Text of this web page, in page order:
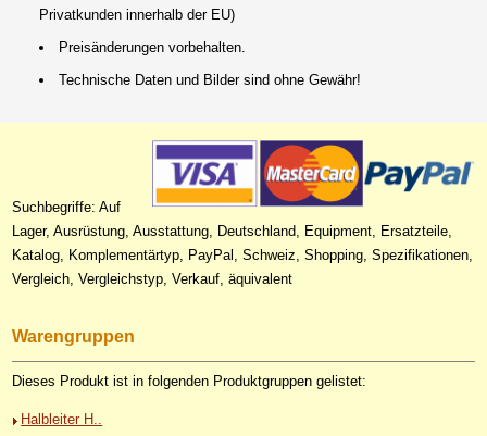
Privatkunden innerhalb der EU)
Preisänderungen vorbehalten.
Technische Daten und Bilder sind ohne Gewähr!
Suchbegriffe: Auf
Lager, Ausrüstung, Ausstattung, Deutschland, Equipment, Ersatzteile,
Katalog, Komplementärtyp, PayPal, Schweiz, Shopping, Spezifikationen,
Vergleich, Vergleichstyp, Verkauf, äquivalent
Warengruppen
Dieses Produkt ist in folgenden Produktgruppen gelistet:
Halbleiter H..